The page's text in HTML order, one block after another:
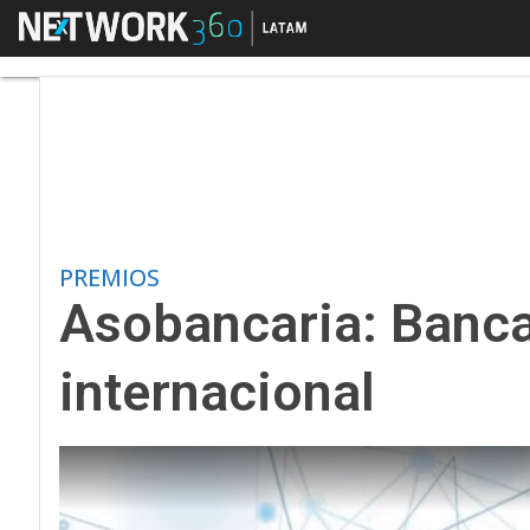
Menú
PREMIOS
Asobancaria:
internacional